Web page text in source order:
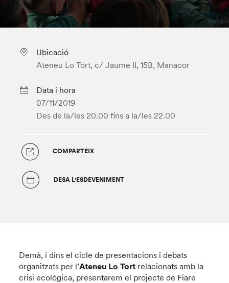
Ubicació
Ateneu Lo Tort, c/ Jaume II, 15B, Manacor
Data i hora
07/11/2019
Des de la/les 20.00 fins a la/les 22.00
COMPARTEIX
DESA L'ESDEVENIMENT
Demà, i dins el cicle de presentacions i debats
organitzats per l’Ateneu Lo Tort relacionats amb la
crisi ecològica, presentarem el projecte de Fiare